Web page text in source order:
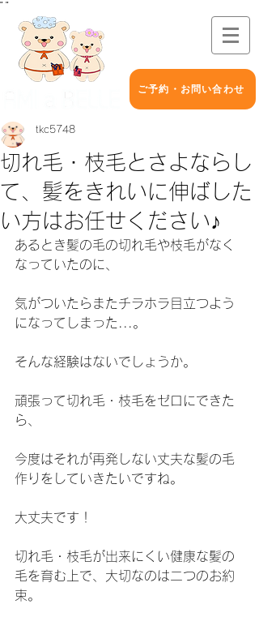
" "
ご予約・お問い合わせ
切れ毛・枝毛とさよならし
て、髪をきれいに伸ばした
い方はお任せください♪
tkc5748
あるとき髪の毛の切れ毛や枝毛がなく
なっていたのに、
気がついたらまたチラホラ目立つよう
になってしまった...。
そんな経験はないでしょうか。
頑張って切れ毛・枝毛をゼロにできた
ら、
今度はそれが再発しない丈夫な髪の毛
作りをしていきたいですね。
大丈夫です！
切れ毛・枝毛が出来にくい健康な髪の
毛を育む上で、大切なのは二つのお約
束。